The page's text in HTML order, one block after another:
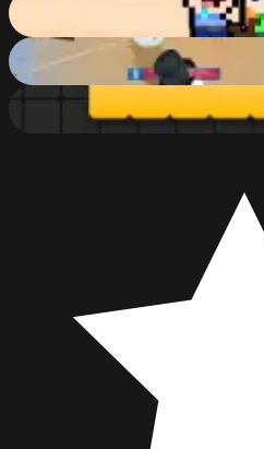
81
Storm of snow
74
%
Snake
79